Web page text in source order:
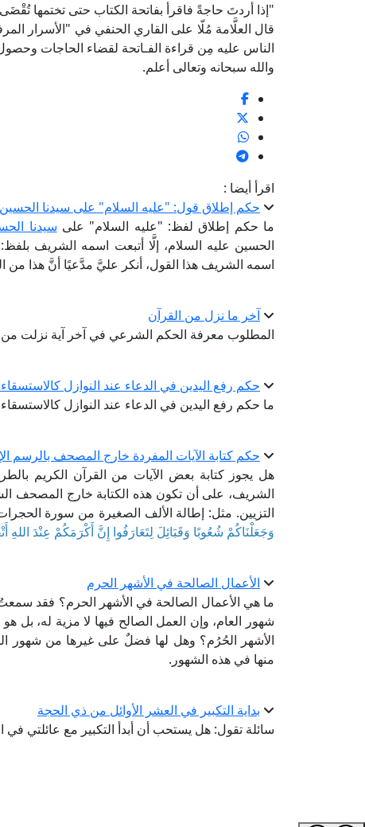
"إذا أردتَ حاجةً فاقرأ بفاتحة الكتاب حتى تختمها
الناس عليه مِن قراءة الفـاتحة لقضاء الحاجات
والله سبحانه وتعالى أعلم.
اقرأ أيضا :
حكم إطلاق قول: "عليه السلام" على سيدنا الحسين
ما حكم إطلاق لفظ: "عليه السلام" على سيدنا
الحسين عليه السلام، إلَّا أتبعت اسمه الشريف
اسمه الشريف هذا القول، أنكر عليَّ مدَّعيًا أنَّ هذا من
آخر ما نزل من القرآن
المطلوب معرفة الحكم الشرعي في آخر آية نزلت من
حكم رفع اليدين في الدعاء عند النوازل
ما حكم رفع اليدين في الدعاء عند النوازل
حكم كتابة الآيات المفردة خارج المصحف بالرسم
هل يجوز كتابة بعض الآيات من القرآن الكريم
الشريف، على أن تكون هذه الكتابة خارج المصحف
التزيين. مثل: إطالة الألف الصغيرة من سورة
وَجَعَلْنَاكُمْ شُعُوبًا وَقَبَائِلَ لِتَعَارَفُوا إِنَّ أَكْرَمَكُمْ عِنْدَ اللهِ
الأعمال الصالحة في الأشهر الحرم
ما هي الأعمال الصالحة في الأشهر الحرم؟ فقد
شهور العام، وإن العمل الصالح فيها لا مزية له، بل
الأشهر الحُرُم؟ وهل لها فضلٌ على غيرها من شهور
منها في هذه الشهور.
بداية التكبير في العشر الأوائل من ذي الحجة
سائلة تقول: هل يستحب أن أبدأ التكبير مع عائلتي